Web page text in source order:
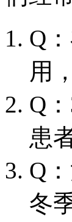
Q
用
Q
患
Q
冬